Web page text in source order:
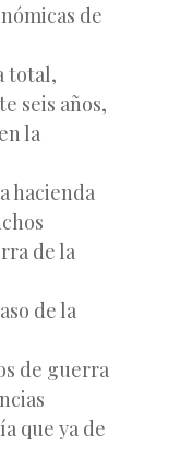
de
total,
seis años,
la
hacienda
de la
de la
de guerra
que ya de